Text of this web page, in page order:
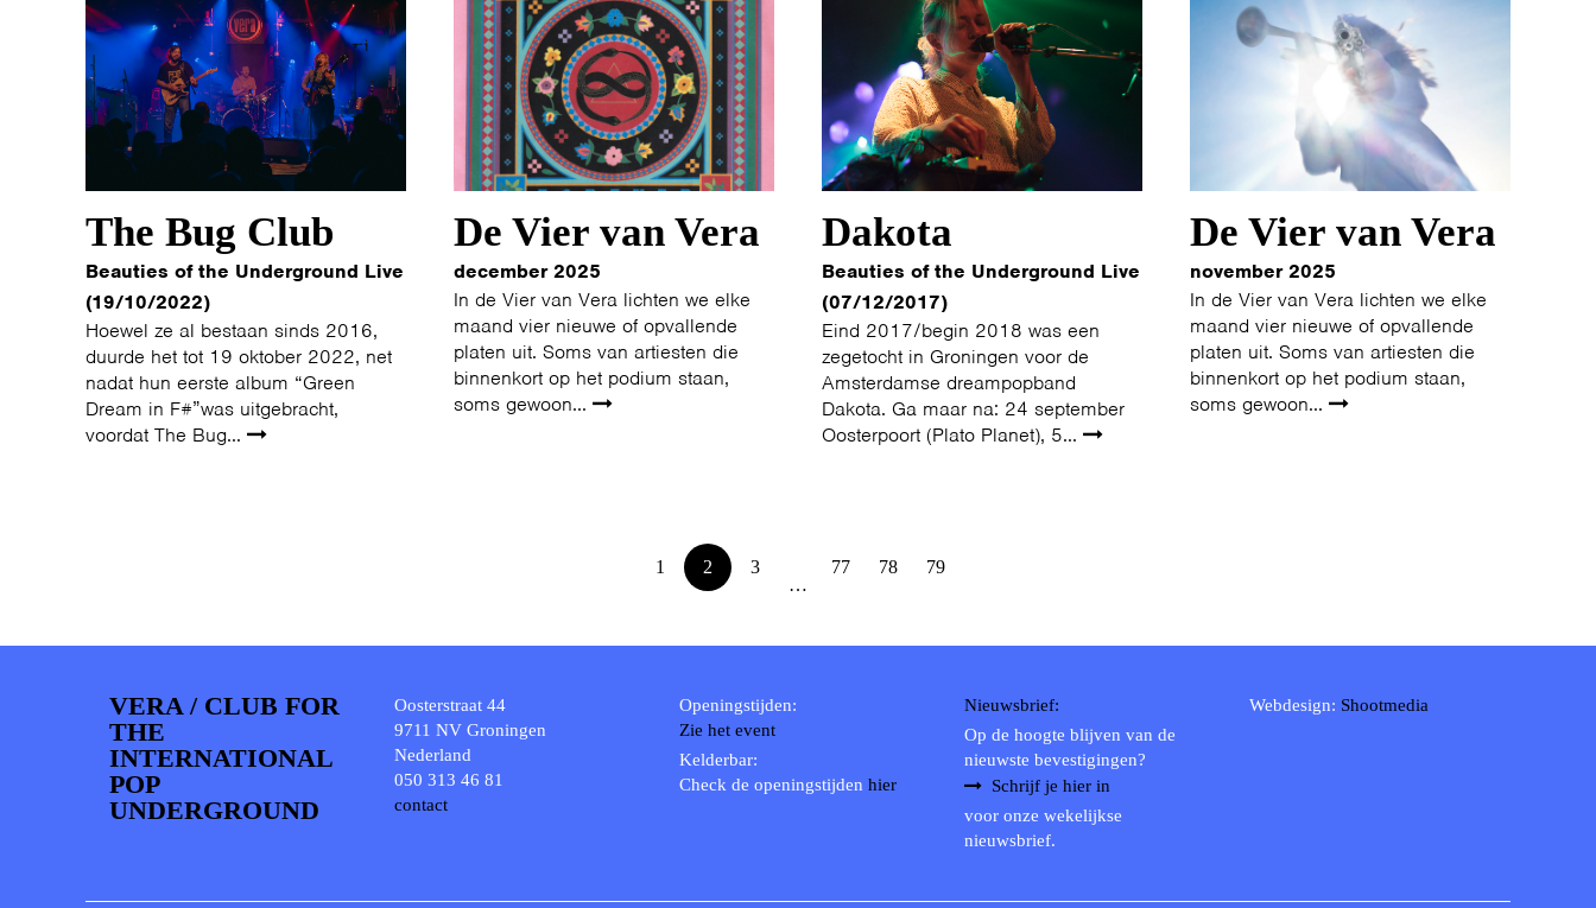
The Bug Club
Beauties of the Underground Live
(19/10/2022)
Hoewel ze al bestaan sinds 2016,
duurde het tot 19 oktober 2022, net
nadat hun eerste album “Green
Dream in F#”was uitgebracht,
voordat The Bug...
De Vier van Vera
december 2025
In de Vier van Vera lichten we elke
maand vier nieuwe of opvallende
platen uit. Soms van artiesten die
binnenkort op het podium staan,
soms gewoon...
Dakota
Beauties of the Underground Live
(07/12/2017)
Eind 2017/begin 2018 was een
zegetocht in Groningen voor de
Amsterdamse dreampopband
Dakota. Ga maar na: 24 september
Oosterpoort (Plato Planet), 5...
De Vier van Vera
november 2025
In de Vier van Vera lichten we elke
maand vier nieuwe of opvallende
platen uit. Soms van artiesten die
binnenkort op het podium staan,
soms gewoon...
1 2
3
…
77 78 79
VERA / CLUB FOR
THE
INTERNATIONAL
POP
UNDERGROUND
Oosterstraat 44
9711 NV Groningen
Nederland
050 313 46 81
contact
Openingstijden:
Zie het event
Kelderbar:
Check de openingstijden hier
Nieuwsbrief:
Op de hoogte blijven van de
nieuwste bevestigingen?
Schrijf je hier in
voor onze wekelijkse
nieuwsbrief.
Webdesign: Shootmedia